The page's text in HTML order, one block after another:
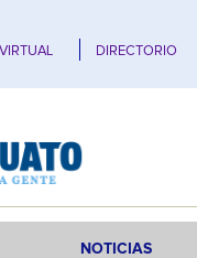
DIRECTORIO
NOTICIAS